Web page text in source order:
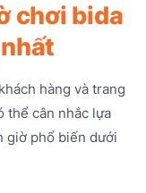
chơi bida
hàng và trang
thể cân nhắc lựa
giờ phổ biến dưới